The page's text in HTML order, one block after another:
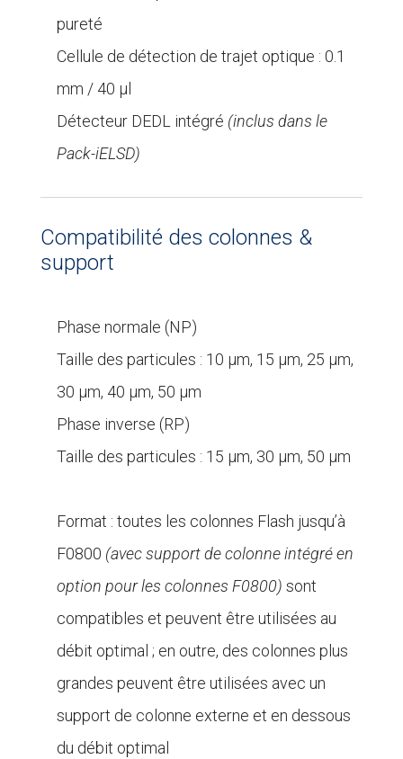
pureté
Cellule de détection de trajet optique : 0.1
mm / 40 µl
Détecteur DEDL intégré (inclus dans le
Pack-iELSD)
Compatibilité des colonnes &
support
Phase normale (NP)
Taille des particules : 10 µm, 15 µm, 25 μm,
30 μm, 40 μm, 50 μm
Phase inverse (RP)
Taille des particules : 15 µm, 30 μm, 50 μm
Format : toutes les colonnes Flash jusqu’à
F0800 (avec support de colonne intégré en
option pour les colonnes F0800) sont
compatibles et peuvent être utilisées au
débit optimal ; en outre, des colonnes plus
grandes peuvent être utilisées avec un
support de colonne externe et en dessous
du débit optimal